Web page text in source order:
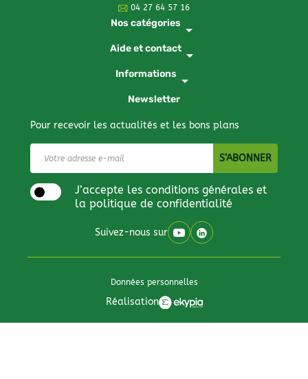
04 27 64 57 16
Nos catégories arrow_drop_down
Aide et contact arrow_drop_down
Informations arrow_drop_down
Newsletter
Pour recevoir les actualités et les bons plans
J’accepte les conditions générales et
la politique de confidentialité
Suivez-nous sur
Données personnelles
Réalisation